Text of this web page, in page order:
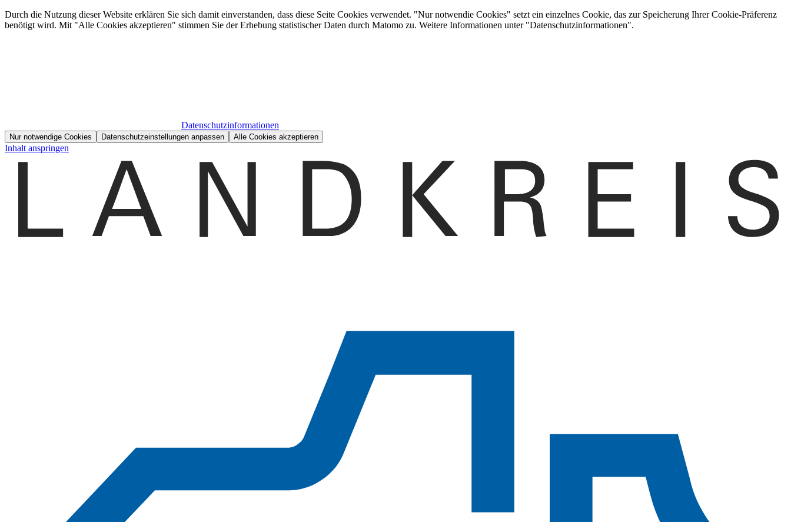
Durch die Nutzung dieser Website erklären Sie sich damit einverstanden, dass diese Seite Cookies verwendet. "Nur notwendie Cookies" setzt ein einzelnes Cookie, das zur Speicherung Ihrer Cookie-Präferenz
benötigt wird. Mit "Alle Cookies akzeptieren" stimmen Sie der Erhebung statistischer Daten durch Matomo zu. Weitere Informationen unter "Datenschutzinformationen".
Datenschutzinformationen
Nur notwendige Cookies Datenschutzeinstellungen anpassen Alle Cookies akzeptieren
Inhalt anspringen